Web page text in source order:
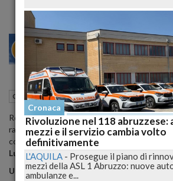
28 30
Cronaca nazionale 05 Marzo 2015
Roma: alberi caduti, traffico in tilt Il
raffiche di vento oltre 100 Km/h, sferza il
contano due vittime:un uomo di 41 anni è
Lucca schiacciato da un masso mentre
Una donna è deceduta schiacciata da un
Cronaca
Rivoluzione nel 118 abruzzese:
mezzi e il servizio cambia volto
definitivamente
L'AQUILA - Prosegue il piano di
mezzi della ASL 1 Abruzzo: nuove
ambulanze e...